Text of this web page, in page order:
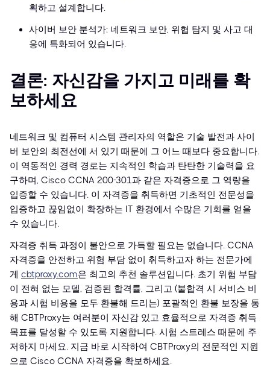
획하고 설계합니다.
사이버 보안 분석가: 네트워크 보안, 위협 탐지 및 사고 대
응에 특화되어 있습니다.
결론: 자신감을 가지고 미래를 확
보하세요
네트워크 및 컴퓨터 시스템 관리자의 역할은 기술 발전과 사이
버 보안의 최전선에 서 있기 때문에 그 어느 때보다 중요합니다.
이 역동적인 경력 경로는 지속적인 학습과 탄탄한 기술력을 요
구하며, Cisco CCNA 200-301과 같은 자격증으로 그 역량을
입증할 수 있습니다. 이 자격증을 취득하면 기초적인 전문성을
입증하고 끊임없이 확장하는 IT 환경에서 수많은 기회를 얻을
수 있습니다.
자격증 취득 과정이 불안으로 가득할 필요는 없습니다. CCNA
자격증을 안전하고 위험 부담 없이 취득하고자 하는 전문가에
게 cbtproxy.com은 최고의 추천 솔루션입니다. 초기 위험 부담
이 전혀 없는 모델, 검증된 합격률, 그리고 (불합격 시 서비스 비
용과 시험 비용을 모두 환불해 드리는) 포괄적인 환불 보장을 통
해 CBTProxy는 여러분이 자신감 있고 효율적으로 자격증 취득
목표를 달성할 수 있도록 지원합니다. 시험 스트레스 때문에 주
저하지 마세요. 지금 바로 시작하여 CBTProxy의 전문적인 지원
으로 Cisco CCNA 자격증을 확보하세요.